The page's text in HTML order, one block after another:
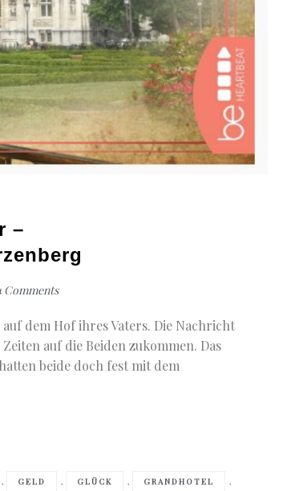
–
Comments
dem Hof ihres Vaters. Die Nachricht
auf die Beiden zukommen. Das
beide doch fest mit dem
, GELD , GLÜCK , GRANDHOTEL ,